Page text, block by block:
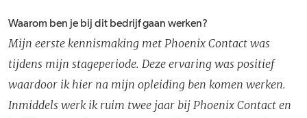
Waarom ben je bij dit bedrijf gaan werken?
Mijn eerste kennismaking met Phoenix Contact was
tijdens mijn stageperiode. Deze ervaring was positief
waardoor ik hier na mijn opleiding ben komen werken.
Inmiddels werk ik ruim twee jaar bij Phoenix Contact en